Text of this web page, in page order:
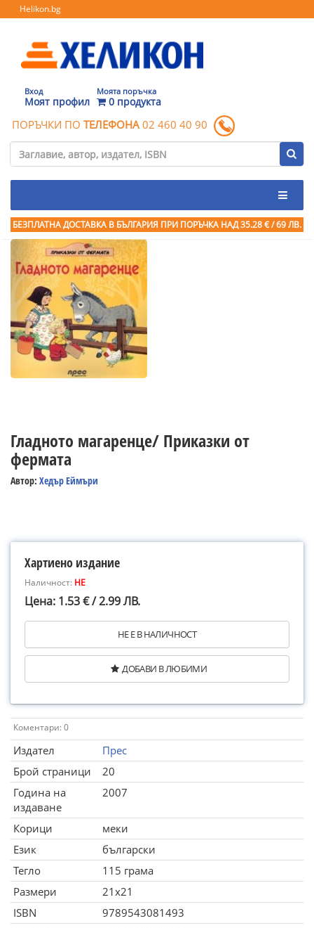
Helikon.bg
Вход
Моят профил
Моята поръчка
0 продукта
ПОРЪЧКИ ПО ТЕЛЕФОНА 02 460 40 90
БЕЗПЛАТНА ДОСТАВКА В БЪЛГАРИЯ ПРИ ПОРЪЧКА НАД 35.28 € / 69 ЛВ.
Гладното магаренце/ Приказки от
фермата
Автор: Хедър Еймъри
Хартиено издание
Наличност: НЕ
Цена: 1.53 € / 2.99 ЛВ.
НЕ Е В НАЛИЧНОСТ
ДОБАВИ В ЛЮБИМИ
Коментари: 0
Издател
Прес
Брой страници
20
Година на
издаване
2007
Корици
меки
Език
български
Тегло
115 грама
Размери
21x21
ISBN
9789543081493